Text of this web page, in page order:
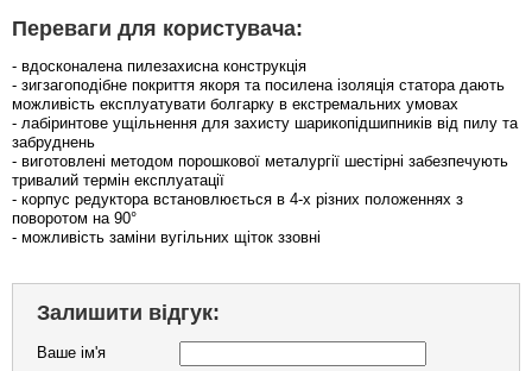
Переваги для користувача:
- вдосконалена пилезахисна конструкція
- зигзагоподібне покриття якоря та посилена ізоляція статора дають
можливість експлуатувати болгарку в екстремальних умовах
- лабіринтове ущільнення для захисту шарикопідшипників від пилу та
забруднень
- виготовлені методом порошкової металургії шестірні забезпечують
тривалий термін експлуатації
- корпус редуктора встановлюється в 4-х різних положеннях з
поворотом на 90°
- можливість заміни вугільних щіток ззовні
Залишити відгук:
Ваше ім'я